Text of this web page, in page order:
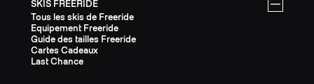
SKIS FREERIDE
Tous les skis de Freeride
Equipement Freeride
Guide des tailles Freeride
Cartes Cadeaux
Last Chance